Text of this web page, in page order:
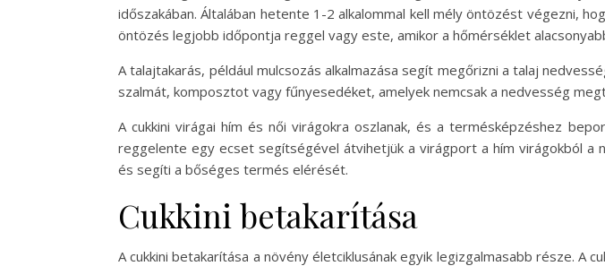
időszakában. Általában hetente 1-2 alkalommal kell mély öntözést végezni,
öntözés legjobb időpontja reggel vagy este, amikor a hőmérséklet
A talajtakarás, például mulcsozás alkalmazása segít megőrizni a talaj
szalmát, komposztot vagy fűnyesedéket, amelyek nemcsak a nedvesség
A cukkini virágai hím és női virágokra oszlanak, és a termésképzéshez
reggelente egy ecset segítségével átvihetjük a virágport a hím virágokból a
és segíti a bőséges termés elérését.
Cukkini betakarítása
A cukkini betakarítása a növény életciklusának egyik legizgalmasabb része.